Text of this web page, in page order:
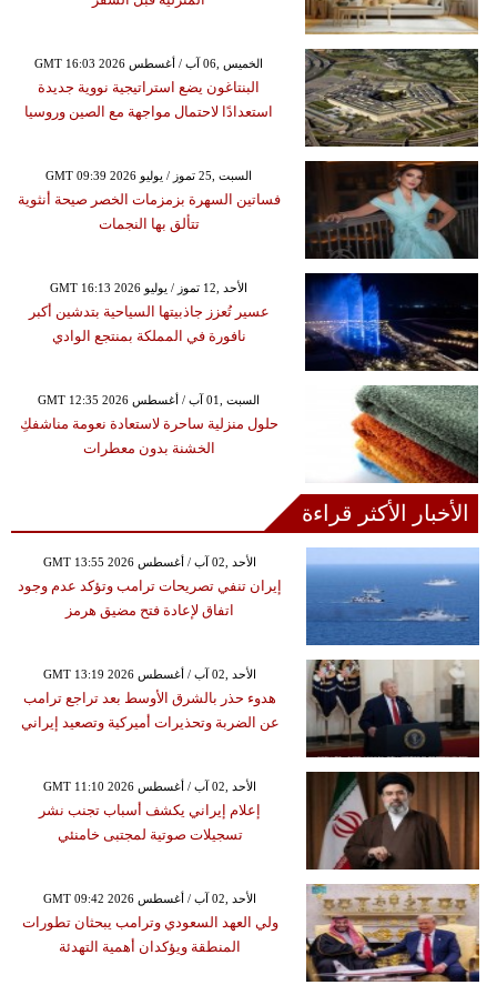
GMT 16:03 2026 الخميس ,06 آب / أغسطس
البنتاغون يضع استراتيجية نووية جديدة
استعدادًا لاحتمال مواجهة مع الصين وروسيا
GMT 09:39 2026 السبت ,25 تموز / يوليو
فساتين السهرة بزمزمات الخصر صيحة أنثوية
تتألق بها النجمات
GMT 16:13 2026 الأحد ,12 تموز / يوليو
عسير تُعزز جاذبيتها السياحية بتدشين أكبر
نافورة في المملكة بمنتجع الوادي
GMT 12:35 2026 السبت ,01 آب / أغسطس
حلول منزلية ساحرة لاستعادة نعومة مناشفكِ
الخشنة بدون معطرات
الأخبار الأكثر قراءة
GMT 13:55 2026 الأحد ,02 آب / أغسطس
إيران تنفي تصريحات ترامب وتؤكد عدم وجود
اتفاق لإعادة فتح مضيق هرمز
GMT 13:19 2026 الأحد ,02 آب / أغسطس
هدوء حذر بالشرق الأوسط بعد تراجع ترامب
عن الضربة وتحذيرات أميركية وتصعيد إيراني
GMT 11:10 2026 الأحد ,02 آب / أغسطس
إعلام إيراني يكشف أسباب تجنب نشر
تسجيلات صوتية لمجتبى خامنئي
GMT 09:42 2026 الأحد ,02 آب / أغسطس
ولي العهد السعودي وترامب يبحثان تطورات
المنطقة ويؤكدان أهمية التهدئة